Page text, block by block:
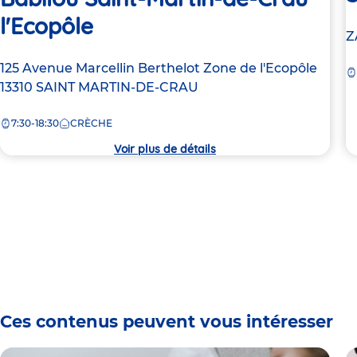
l'Ecopôle
Adresse
de
crèche
125 Avenue Marcellin Berthelot Zone de l'Ecopôle
13310 SAINT MARTIN-DE-CRAU
7:30-18:30 CRÈCHE
Voir plus de détails
la
Ces contenus peuvent vous intéresser